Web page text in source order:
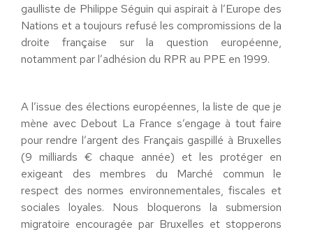
gaulliste de Philippe Séguin qui aspirait à l’Europe des
Nations et a toujours refusé les compromissions de la
droite française sur la question européenne,
notamment par l’adhésion du RPR au PPE en 1999.
A l’issue des élections européennes, la liste de que je
mène avec Debout La France s’engage à tout faire
pour rendre l’argent des Français gaspillé à Bruxelles
(9 milliards € chaque année) et les protéger en
exigeant des membres du Marché commun le
respect des normes environnementales, fiscales et
sociales loyales. Nous bloquerons la submersion
migratoire encouragée par Bruxelles et stopperons